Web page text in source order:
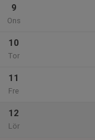
9
Ons
10
Tor
11
Fre
12
Lör